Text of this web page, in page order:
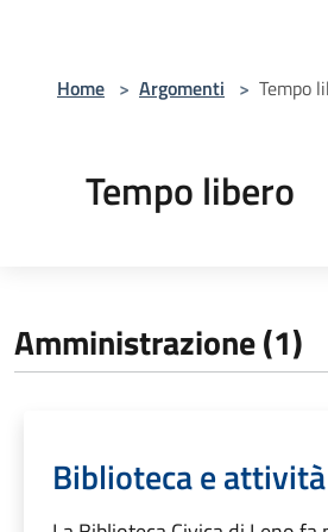
Home > Argomenti > Tempo
Tempo libero
Amministrazione (1)
Biblioteca e